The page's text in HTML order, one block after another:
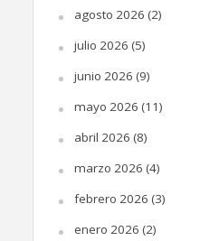
agosto 2026 (2)
julio 2026 (5)
junio 2026 (9)
mayo 2026 (11)
abril 2026 (8)
marzo 2026 (4)
febrero 2026 (3)
enero 2026 (2)